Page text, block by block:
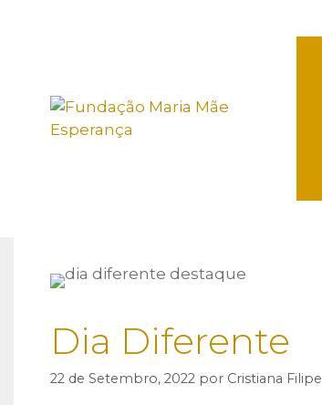
Dia Diferente
22 de Setembro, 2022 por Cristiana Filipe